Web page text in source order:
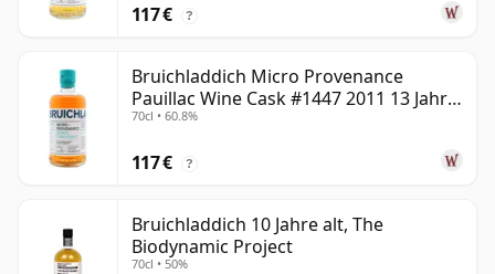
117 € ?
Bruichladdich Micro Provenance
Pauillac Wine Cask #1447 2011 13 Jahre
alt
70cl • 60.8%
117 € ?
Bruichladdich 10 Jahre alt, The
Biodynamic Project
70cl • 50%